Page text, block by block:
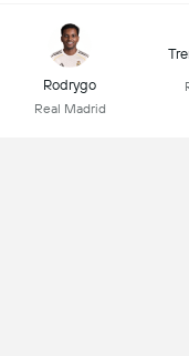
Rodrygo
Real Madrid